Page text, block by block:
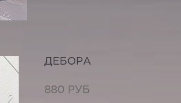
ДЕБОРА
880 РУБ